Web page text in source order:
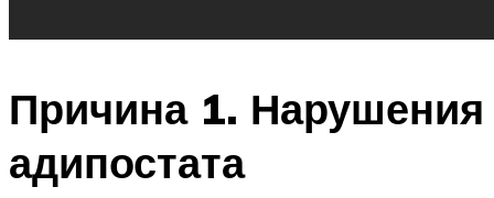
Причина 1. Нарушения
адипостата